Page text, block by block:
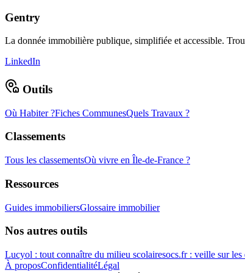
Gentry
La donnée immobilière publique, simplifiée et accessible.
LinkedIn
Outils
Où Habiter ?Fiches CommunesQuels Travaux ?
Classements
Tous les classementsOù vivre en Île-de-France ?
Ressources
Guides immobiliersGlossaire immobilier
Nos autres outils
Lucyol : tout connaître du milieu scolairesocs.fr : veille sur les
À proposConfidentialitéLégal